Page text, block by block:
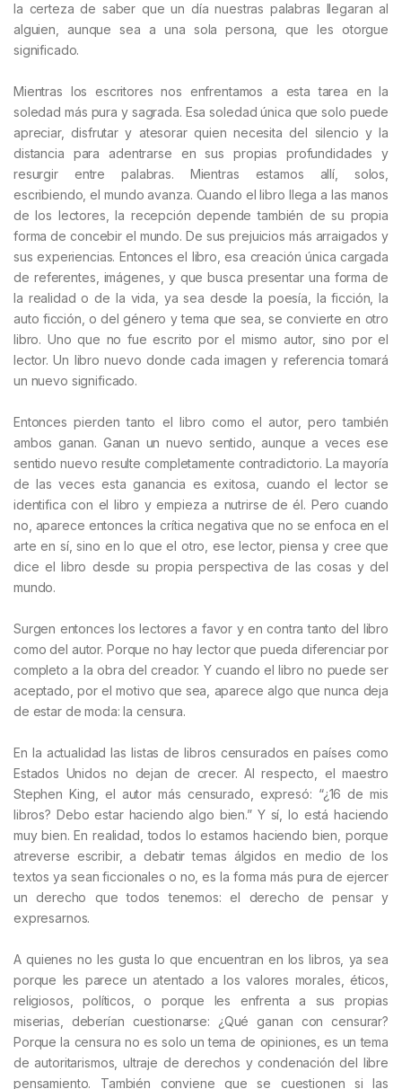
la certeza de saber que un día nuestras palabras llegaran al
alguien, aunque sea a una sola persona, que les otorgue
significado.
Mientras los escritores nos enfrentamos a esta tarea en la
soledad más pura y sagrada. Esa soledad única que solo puede
apreciar, disfrutar y atesorar quien necesita del silencio y la
distancia para adentrarse en sus propias profundidades y
resurgir entre palabras. Mientras estamos allí, solos,
escribiendo, el mundo avanza. Cuando el libro llega a las manos
de los lectores, la recepción depende también de su propia
forma de concebir el mundo. De sus prejuicios más arraigados y
sus experiencias. Entonces el libro, esa creación única cargada
de referentes, imágenes, y que busca presentar una forma de
la realidad o de la vida, ya sea desde la poesía, la ficción, la
auto ficción, o del género y tema que sea, se convierte en otro
libro. Uno que no fue escrito por el mismo autor, sino por el
lector. Un libro nuevo donde cada imagen y referencia tomará
un nuevo significado.
Entonces pierden tanto el libro como el autor, pero también
ambos ganan. Ganan un nuevo sentido, aunque a veces ese
sentido nuevo resulte completamente contradictorio. La mayoría
de las veces esta ganancia es exitosa, cuando el lector se
identifica con el libro y empieza a nutrirse de él. Pero cuando
no, aparece entonces la crítica negativa que no se enfoca en el
arte en sí, sino en lo que el otro, ese lector, piensa y cree que
dice el libro desde su propia perspectiva de las cosas y del
mundo.
Surgen entonces los lectores a favor y en contra tanto del libro
como del autor. Porque no hay lector que pueda diferenciar por
completo a la obra del creador. Y cuando el libro no puede ser
aceptado, por el motivo que sea, aparece algo que nunca deja
de estar de moda: la censura.
En la actualidad las listas de libros censurados en países como
Estados Unidos no dejan de crecer. Al respecto, el maestro
Stephen King, el autor más censurado, expresó: “¿16 de mis
libros? Debo estar haciendo algo bien.” Y sí, lo está haciendo
muy bien. En realidad, todos lo estamos haciendo bien, porque
atreverse escribir, a debatir temas álgidos en medio de los
textos ya sean ficcionales o no, es la forma más pura de ejercer
un derecho que todos tenemos: el derecho de pensar y
expresarnos.
A quienes no les gusta lo que encuentran en los libros, ya sea
porque les parece un atentado a los valores morales, éticos,
religiosos, políticos, o porque les enfrenta a sus propias
miserias, deberían cuestionarse: ¿Qué ganan con censurar?
Porque la censura no es solo un tema de opiniones, es un tema
de autoritarismos, ultraje de derechos y condenación del libre
pensamiento. También conviene que se cuestionen si las